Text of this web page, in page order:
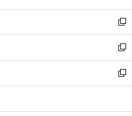
開
く
ウ
で
開
く
ン
ド
ウ
で
開
く
ウ
ィ
ン
ド
ウ
で
開
し
い
ウ
ィ
ン
ド
ウ
開
新
し
い
ウ
ィ
ン
ウ
新
し
い
ウ
ン
新
し
ウ